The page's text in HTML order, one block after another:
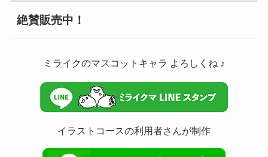
絶賛販売中！
ミライクのマスコットキャラ よろしくね ♪
イラストコースの利用者さんが制作